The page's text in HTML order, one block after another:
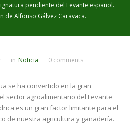
pendiente del Levante español.
de Alfonso Gálvez Caravaca.
in Noticia 0 comments
se ha convertido en la gran
sector agroalimentario del Levante
es un gran factor limitante para el
de nuestra agricultura y ganadería.